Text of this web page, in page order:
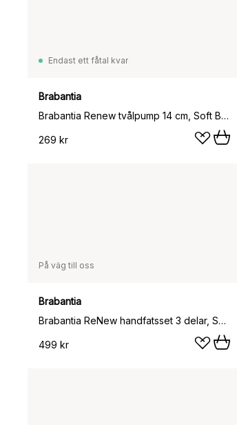
Endast ett fåtal kvar
Brabantia
Brabantia Renew tvålpump 14 cm, Soft Beige
269 kr
På väg till oss
Brabantia
Brabantia ReNew handfatsset 3 delar, Soft Beige
499 kr